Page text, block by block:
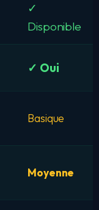
✓
Disponible
✓ Oui
Basique
Moyenne